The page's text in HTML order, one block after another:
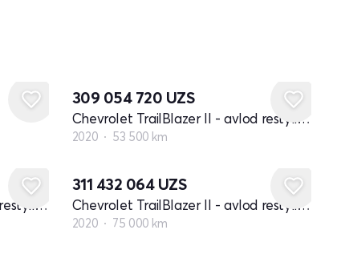
309 054 720 UZS
Chevrolet TrailBlazer II - avlod restyling
2020 53 500 km
Chevrolet TrailBlazer II - avlod restyling
311 432 064 UZS
Chevrolet TrailBlazer II - avlod restyling
2020 75 000 km